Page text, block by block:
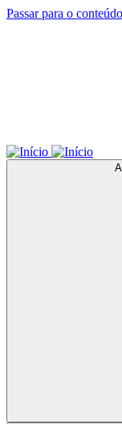
Passar para o